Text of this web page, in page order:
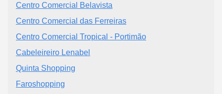
Centro Comercial Belavista
Centro Comercial das Ferreiras
Centro Comercial Tropical - Portimão
Cabeleireiro Lenabel
Quinta Shopping
Faroshopping